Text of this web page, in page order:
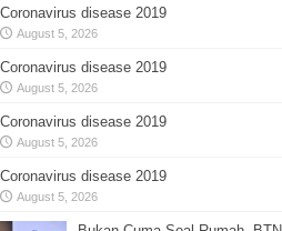
Coronavirus disease 2019
August 5, 2026
Coronavirus disease 2019
August 5, 2026
Coronavirus disease 2019
August 5, 2026
Coronavirus disease 2019
August 5, 2026